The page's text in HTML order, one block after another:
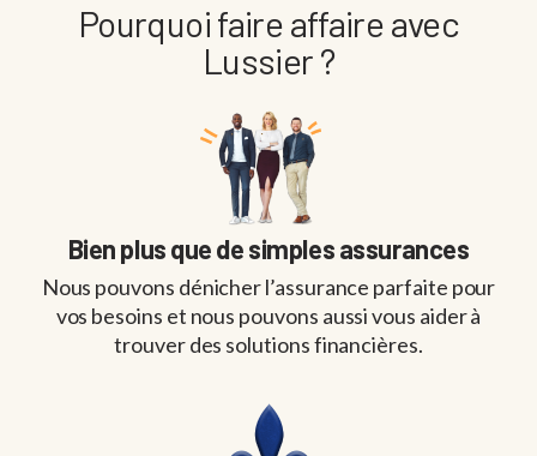
Pourquoi faire affaire avec
Lussier ?
Bien plus que de simples assurances
Nous pouvons dénicher l’assurance parfaite pour
vos besoins et nous pouvons aussi vous aider à
trouver des solutions financières.